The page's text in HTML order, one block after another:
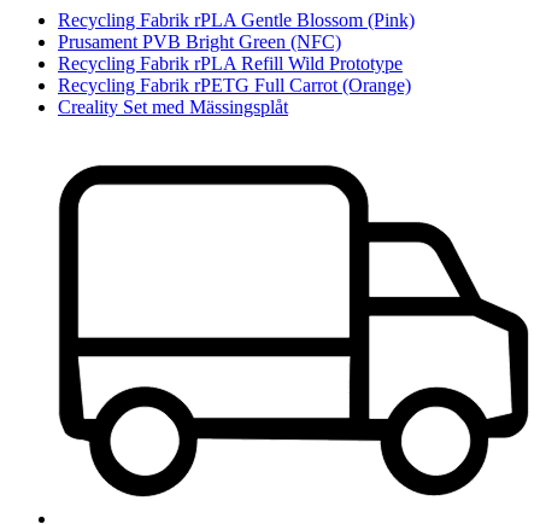
Recycling Fabrik rPLA Gentle Blossom (Pink)
Prusament PVB Bright Green (NFC)
Recycling Fabrik rPLA Refill Wild Prototype
Recycling Fabrik rPETG Full Carrot (Orange)
Creality Set med Mässingsplåt